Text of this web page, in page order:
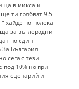
в микса и
ти трябват 9.5
хайде по-полека
за въглеродни
по един
За България
сега с тези
под 10% но при
сценарий и